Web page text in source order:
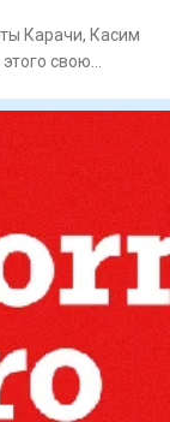
Карачи, Касим
свою